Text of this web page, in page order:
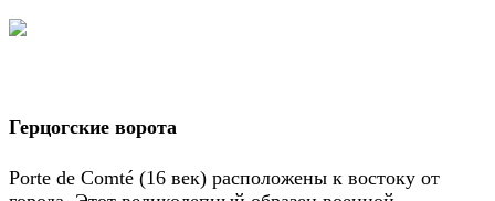
Герцогские ворота
Porte de Comté (16 век) расположены к востоку от